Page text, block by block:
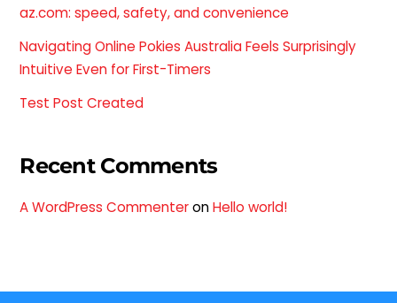
az.com: speed, safety, and convenience
Navigating Online Pokies Australia Feels Surprisingly
Intuitive Even for First-Timers
Test Post Created
Recent Comments
A WordPress CommenteronHello world!